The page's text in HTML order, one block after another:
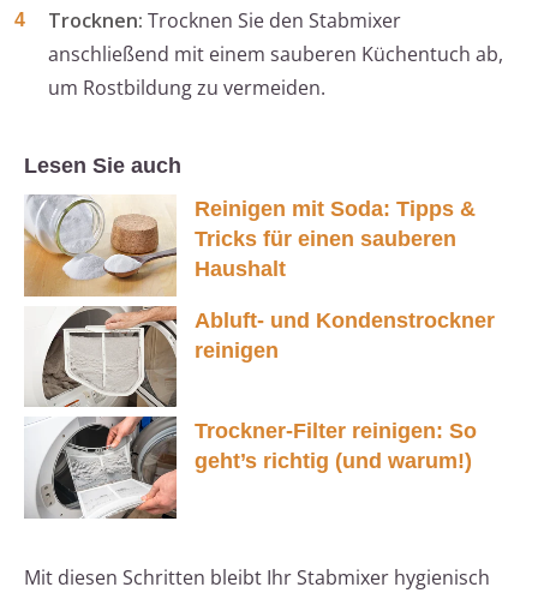
Trocknen: Trocknen Sie den Stabmixer
anschließend mit einem sauberen Küchentuch ab,
um Rostbildung zu vermeiden.
Lesen Sie auch
Reinigen mit Soda: Tipps &
Tricks für einen sauberen
Haushalt
Abluft- und Kondenstrockner
reinigen
Trockner-Filter reinigen: So
geht’s richtig (und warum!)
Mit diesen Schritten bleibt Ihr Stabmixer hygienisch